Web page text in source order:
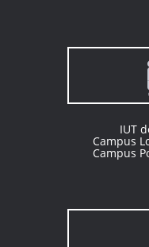
IUT
Campus
Campus